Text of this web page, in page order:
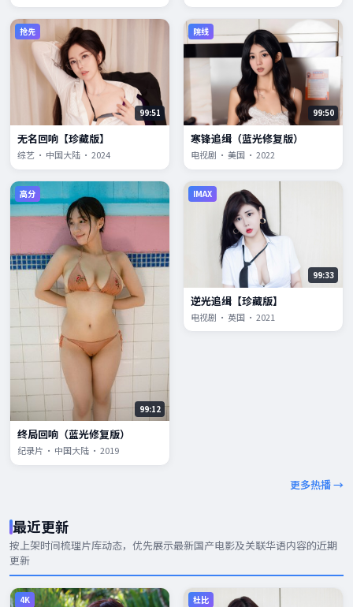
抢先
99:51
无名回响【珍藏版】
综艺 · 中国大陆 · 2024
院线
99:50
寒锋追缉（蓝光修复版）
电视剧 · 美国 · 2022
高分
99:12
终局回响（蓝光修复版）
纪录片 · 中国大陆 · 2019
IMAX
99:33
逆光追缉【珍藏版】
电视剧 · 英国 · 2021
更多热播 →
最近更新
按上架时间梳理片库动态，优先展示最新国产电影及关联华语内容的近期
更新
4K 杜比